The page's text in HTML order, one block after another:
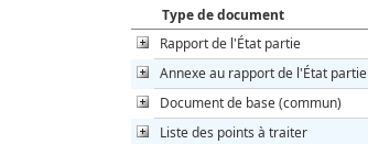
Type de document
Rapport de l'État partie
Annexe au rapport de l'État partie
Document de base (commun)
Liste des points à traiter